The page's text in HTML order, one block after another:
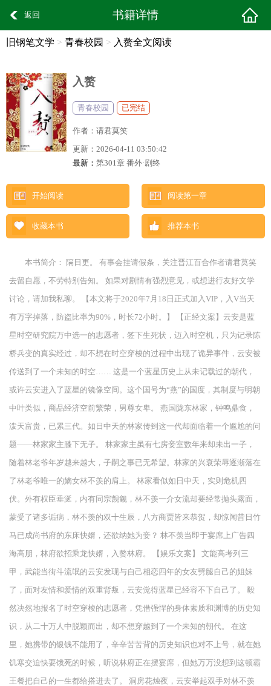
返回 书籍详情
旧钢笔文学 > 青春校园 > 入赘全文阅读
入赘
青春校园 已完结
作者： 请君莫笑
更新： 2026-04-11 03:50:42
最新： 第301章 番外·剧终
开始阅读 阅读第一章
收藏本书 推荐本书
本书简介： 隔日更。 有事会挂请假条，关注晋江百合作者请君莫笑
去留自愿，不劳特别告知。 如果对剧情有强烈意见，或想进行友好文学
讨论，请加我私聊。 【本文将于2020年7月18日正式加入VIP，入V当天
有万字掉落，防盗比率为90%，时长72小时。】 【正经文案】云安是蓝
星时空研究院万中选一的志愿者，签下生死状，迈入时空机，只为记录陈
桥兵变的真实经过，却不想在时空穿梭的过程中出现了诡异事件，云安被
传送到了一个未知的时空…… 这是一个蓝星历史上从未记载过的朝代，
或许云安进入了蓝星的镜像空间。这个国号为“燕”的国度，其制度与明朝
中叶类似，商品经济空前繁荣，男尊女卑。 燕国陇东林家，钟鸣鼎食，
泼天富贵，已累三代。如日中天的林家传到这一代却面临着一个尴尬的问
题——林家家主膝下无子。 林家家主虽有七房妾室数年来却未出一子，
随着林老爷年岁越来越大，子嗣之事已无希望。林家的兴衰荣辱逐渐落在
了林老爷唯一的嫡女林不羡的肩上。 林家看似如日中天，实则危机四
伏。外有权臣垂涎，内有同宗觊觎，林不羡一介女流却要经常抛头露面，
蒙受了诸多诟病，林不羡的双十生辰，八方商贾皆来恭贺，却惊闻昔日竹
马已成尚书府的东床快婿，还欲纳她为妾？ 林不羡当即于宴席上广告四
海高朋，林府欲招乘龙快婿，入赘林府。 【娱乐文案】 文能高考列三
甲，武能当街斗流氓的云安发现与自己相恋四年的女友劈腿自己的姐妹
了，面对友情和爱情的双重背叛，云安觉得蓝星已经容不下自己了。 毅
然决然地报名了时空穿梭的志愿者，凭借强悍的身体素质和渊博的历史知
识，从二十万人中脱颖而出，却不想穿越到了一个未知的朝代。 在这
里，她携带的银钱不能用了，辛辛苦苦背的历史知识也对不上号，就在她
饥寒交迫快要饿死的时候，听说林府正在摆宴席，但她万万没想到这顿霸
王餐把自己的一生都给搭进去了。 洞房花烛夜，云安举起双手对林不羡